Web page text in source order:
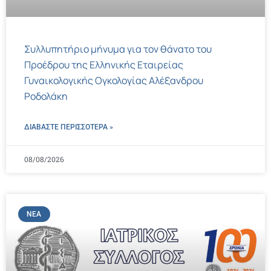
Συλλυπητήριο μήνυμα για τον θάνατο του
Προέδρου της Ελληνικής Εταιρείας
Γυναικολογικής Ογκολογίας Αλέξανδρου
Ροδολάκη
ΔΙΑΒΑΣΤΕ ΠΕΡΙΣΣΌΤΕΡΑ »
08/08/2026
ΝΈΑ